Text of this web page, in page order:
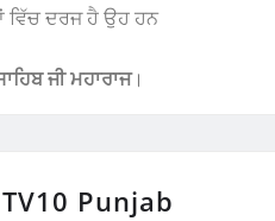
ਵਿੱਚ ਦਰਜ ਹੈ ਉਹ ਹਨ
ਜੀ ਮਹਾਰਾਜ।
TV10 Punjab